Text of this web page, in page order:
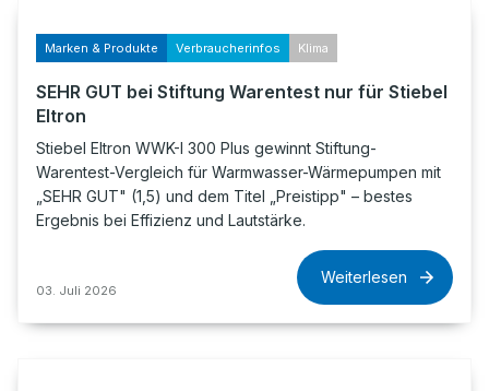
Marken & Produkte Verbraucherinfos Klima
SEHR GUT bei Stiftung Warentest nur für Stiebel
Eltron
Stiebel Eltron WWK-I 300 Plus gewinnt Stiftung-
Warentest-Vergleich für Warmwasser-Wärmepumpen mit
„SEHR GUT" (1,5) und dem Titel „Preistipp" – bestes
Ergebnis bei Effizienz und Lautstärke.
03. Juli 2026
Weiterlesen